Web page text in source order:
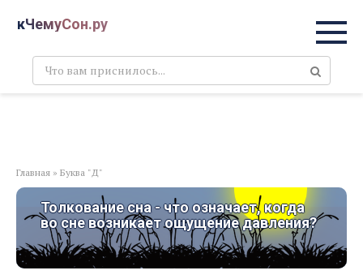
кЧемуСон.ру
Поиск:
Главная » Буква "Д"
Толкование сна - что означает, когда
во сне возникает ощущение давления?